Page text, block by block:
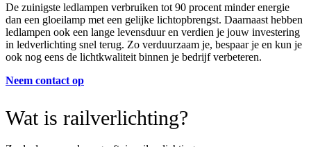
De zuinigste ledlampen verbruiken tot 90 procent minder energie
dan een gloeilamp met een gelijke lichtopbrengst. Daarnaast hebben
ledlampen ook een lange levensduur en verdien je jouw investering
in ledverlichting snel terug. Zo verduurzaam je, bespaar je en kun je
ook nog eens de lichtkwaliteit binnen je bedrijf verbeteren.
Neem contact op
Wat is railverlichting?